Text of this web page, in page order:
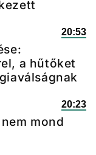
20:53
a hűtőket
20:23
mond